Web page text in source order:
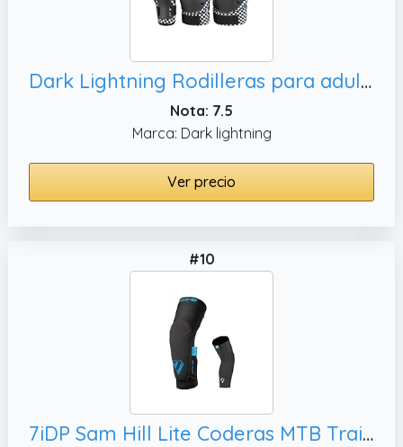
Dark Lightning Rodilleras para adultos/jóvenes/jóvenes, color negro
Nota: 7.5
Marca: Dark lightning
Ver precio
#10
7iDP Sam Hill Lite Coderas MTB Trail Enduro - Negro y Azul (Grande)